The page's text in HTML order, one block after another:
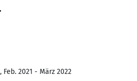
2021 - März 2022